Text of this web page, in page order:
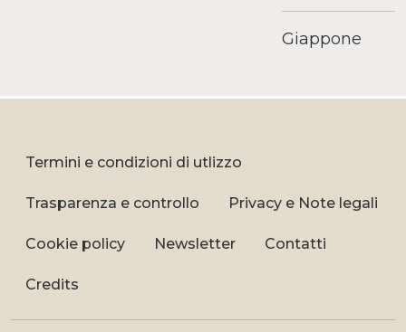
Giappone
Termini e condizioni di utlizzo
Trasparenza e controllo Privacy e Note legali
Cookie policy Newsletter Contatti
Credits